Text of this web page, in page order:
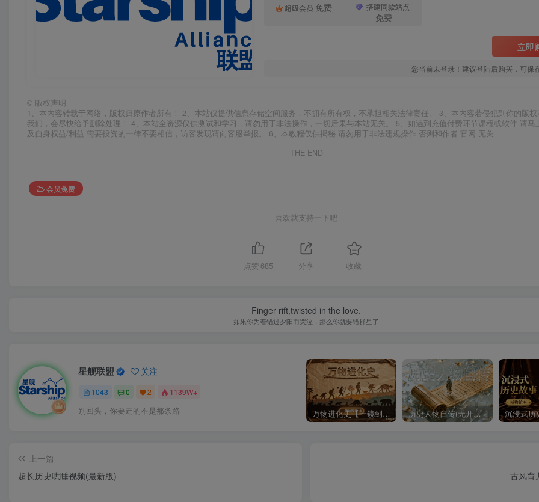
超级会员 免费 搭建同款站点
免费
立即
您当前未登录！建议登陆后购买，可保
© 版权声明
1、本内容转载于网络，版权归原作者所有！ 2、本站仅提供信息存储空间服务，不拥有所有权，不承担相关法律责任。 3、本内容若侵犯到你的版
我们，会尽快给予删除处理！ 4、本站全资源仅供测试和学习，请勿用于非法操作，一切后果与本站无关。 5、如遇到充值付费环节课程或软件 请马
及自身权益/利益 需要投资的一律不要相信，访客发现请向客服举报。 6、本教程仅供揭秘 请勿用于非法违规操作 否则和作者 官网 无关
THE END
会员免费
喜欢就支持一下吧
点赞 685 分享 收藏
Finger rift,twisted in the love.
如果你为着错过夕阳而哭泣，那么你就要错群星了
星舰联盟 关注
1043 0 2 1139W+
别回头，你要走的不是那条路 万物进化史【一镜到底】 历史人物自传(无开头模板)
上一篇
超长历史哄睡视频(最新版)
古风育